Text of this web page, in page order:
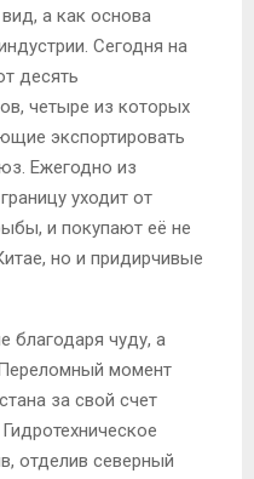
а как основа
Сегодня на
десять
четыре из которых
экспортировать
Ежегодно из
уходит от
и покупают её не
но и придирчивые
благодаря чуду, а
момент
за свой счет
отделив северный